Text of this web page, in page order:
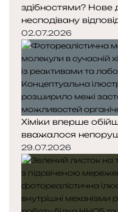
здібностями? Нове
несподівану
02.07.2026
Хіміки вперше
вважалося
29.07.2026